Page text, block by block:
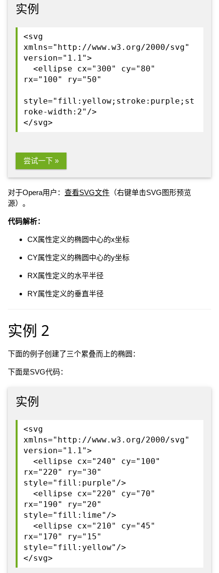
实例
<svg
xmlns="http://www.w3.org/2000/svg"
version="1.1">
<ellipse cx="300" cy="80"
rx="100" ry="50"
style="fill:yellow;stroke:purple;st
roke-width:2"/>
</svg>
尝试一下 »
对于Opera用户： 查看SVG文件 （右键单击SVG图形预览
源）。
代码解析：
CX属性定义的椭圆中心的x坐标
CY属性定义的椭圆中心的y坐标
RX属性定义的水平半径
RY属性定义的垂直半径
实例 2
下面的例子创建了三个累叠而上的椭圆：
下面是SVG代码：
实例
<svg
xmlns="http://www.w3.org/2000/svg"
version="1.1">
<ellipse cx="240" cy="100"
rx="220" ry="30"
style="fill:purple"/>
<ellipse cx="220" cy="70"
rx="190" ry="20"
style="fill:lime"/>
<ellipse cx="210" cy="45"
rx="170" ry="15"
style="fill:yellow"/>
</svg>